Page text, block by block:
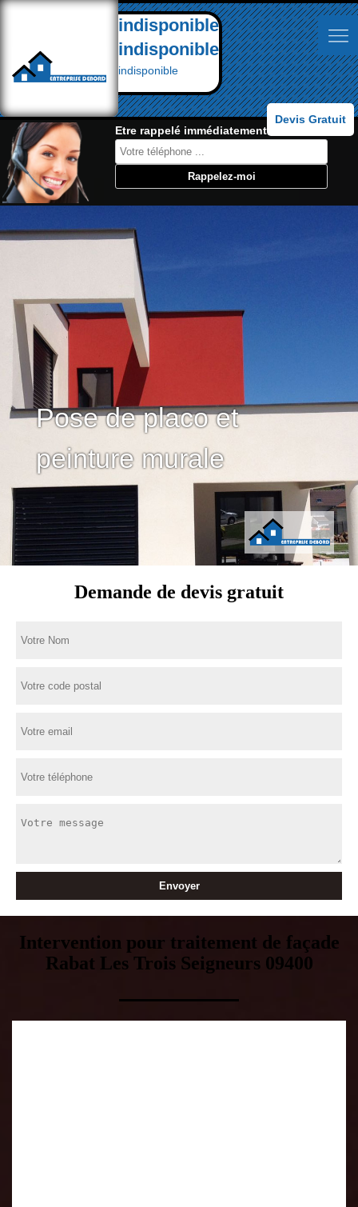
indisponible
indisponible
indisponible
Devis Gratuit
Etre rappelé immédiatement:
Pose de placo et
peinture murale
Demande de devis gratuit
Intervention pour traitement de façade
Rabat Les Trois Seigneurs 09400